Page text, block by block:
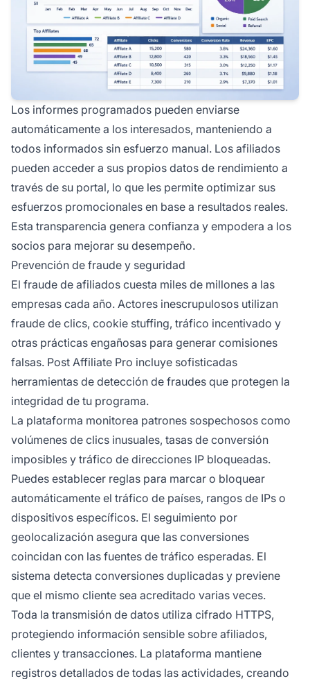
Los informes programados pueden enviarse
automáticamente a los interesados, manteniendo a
todos informados sin esfuerzo manual. Los afiliados
pueden acceder a sus propios datos de rendimiento a
través de su portal, lo que les permite optimizar sus
esfuerzos promocionales en base a resultados reales.
Esta transparencia genera confianza y empodera a los
socios para mejorar su desempeño.
Prevención de fraude y seguridad
El fraude de afiliados cuesta miles de millones a las
empresas cada año. Actores inescrupulosos utilizan
fraude de clics, cookie stuffing, tráfico incentivado y
otras prácticas engañosas para generar comisiones
falsas. Post Affiliate Pro incluye sofisticadas
herramientas de detección de fraudes que protegen la
integridad de tu programa.
La plataforma monitorea patrones sospechosos como
volúmenes de clics inusuales, tasas de conversión
imposibles y tráfico de direcciones IP bloqueadas.
Puedes establecer reglas para marcar o bloquear
automáticamente el tráfico de países, rangos de IPs o
dispositivos específicos. El seguimiento por
geolocalización asegura que las conversiones
coincidan con las fuentes de tráfico esperadas. El
sistema detecta conversiones duplicadas y previene
que el mismo cliente sea acreditado varias veces.
Toda la transmisión de datos utiliza cifrado HTTPS,
protegiendo información sensible sobre afiliados,
clientes y transacciones. La plataforma mantiene
registros detallados de todas las actividades, creando